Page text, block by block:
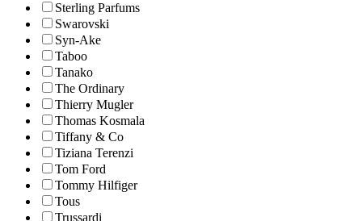
Sterling Parfums
Swarovski
Syn-Ake
Taboo
Tanako
The Ordinary
Thierry Mugler
Thomas Kosmala
Tiffany & Co
Tiziana Terenzi
Tom Ford
Tommy Hilfiger
Tous
Trussardi